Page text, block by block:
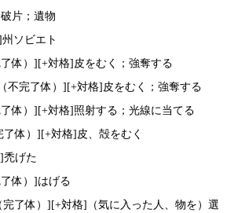
片；遺物
ソビエト
体）][+対格]皮をむく；強奪する
不完了体）][+対格]皮をむく；強奪する
体）][+対格]照射する；光線に当てる
体）][+対格]皮、殻をむく
禿げた
体）]はげる
了体）][+対格]（気に入った人、物を）選